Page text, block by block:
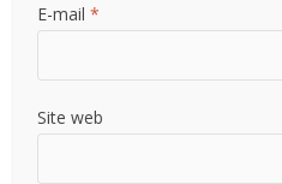
E-mail*
Site web